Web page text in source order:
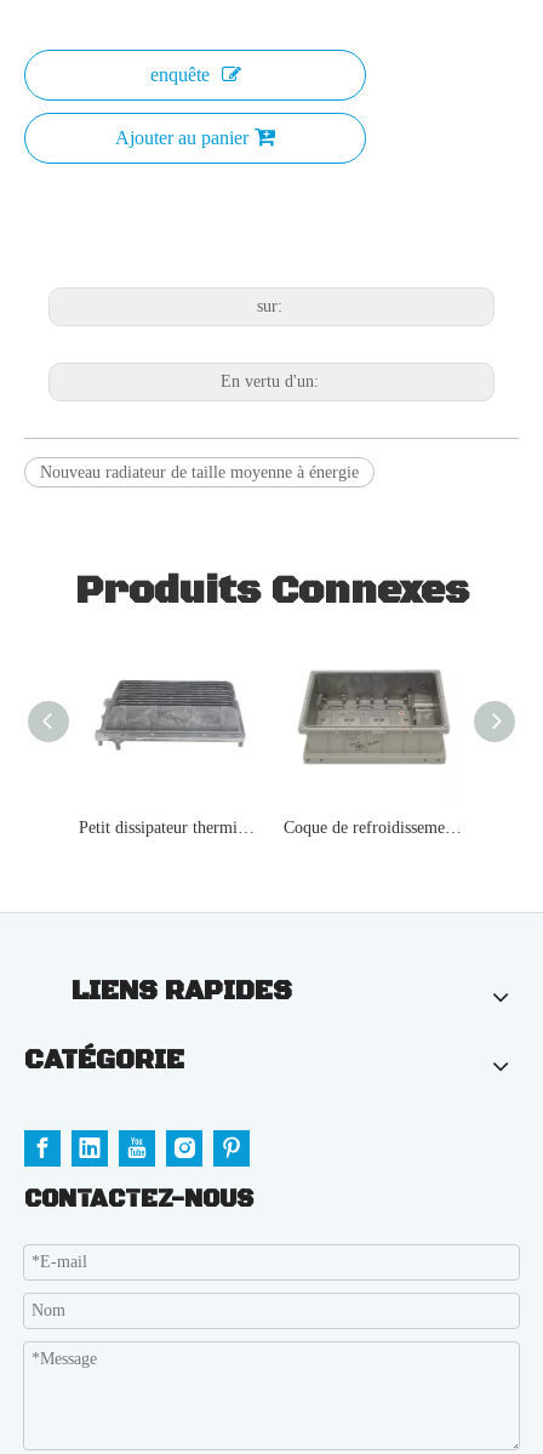
enquête
Ajouter au panier
sur:
En vertu d'un:
Nouveau radiateur de taille moyenne à énergie
Produits Connexes
Petit dissipateur thermique nouvelle énergie Coque de refroidissement à nouvelle énergie
LIENS RAPIDES
CATÉGORIE
CONTACTEZ-NOUS